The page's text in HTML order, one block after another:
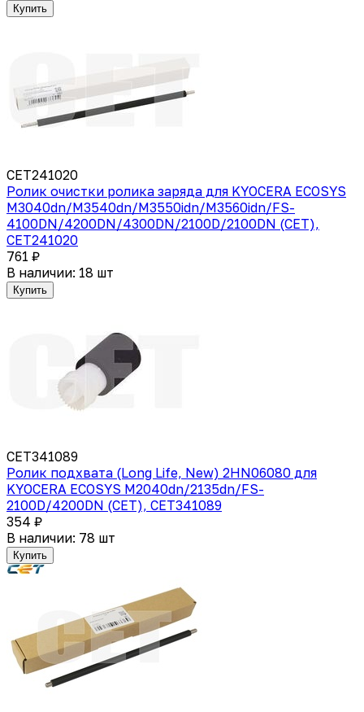
Купить
CET241020
Ролик очистки ролика заряда для KYOCERA ECOSYS
M3040dn/M3540dn/M3550idn/M3560idn/FS-
4100DN/4200DN/4300DN/2100D/2100DN (CET),
CET241020
761 ₽
В наличии: 18 шт
Купить
CET341089
Ролик подхвата (Long Life, New) 2HN06080 для
KYOCERA ECOSYS M2040dn/2135dn/FS-
2100D/4200DN (CET), CET341089
354 ₽
В наличии: 78 шт
Купить